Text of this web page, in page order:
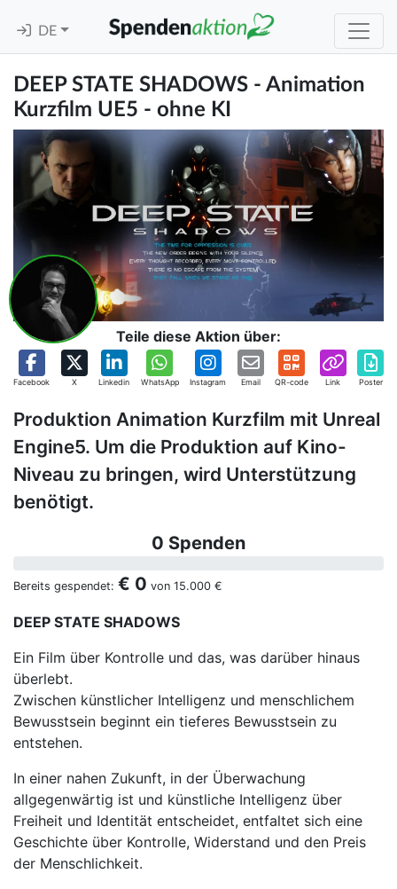
DE
DEEP STATE SHADOWS - Animation
Kurzfilm UE5 - ohne KI
Teile diese Aktion über:
Facebook X Linkedin WhatsApp Instagram Email QR-code Link Poster
Produktion Animation Kurzfilm mit Unreal
Engine5. Um die Produktion auf Kino-
Niveau zu bringen, wird Unterstützung
benötigt.
0 Spenden
Bereits gespendet: € 0 von 15.000 €
DEEP STATE SHADOWS
Ein Film über Kontrolle und das, was darüber hinaus
überlebt.
Zwischen künstlicher Intelligenz und menschlichem
Bewusstsein beginnt ein tieferes Bewusstsein zu
entstehen.
In einer nahen Zukunft, in der Überwachung
allgegenwärtig ist und künstliche Intelligenz über
Freiheit und Identität entscheidet, entfaltet sich eine
Geschichte über Kontrolle, Widerstand und den Preis
der Menschlichkeit.